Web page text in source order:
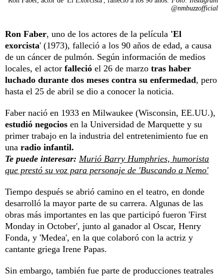
@nmbuzzofficial
Ron Faber, uno de los actores de la película 'El
exorcista' (1973), falleció a los 90 años de edad, a causa
de un cáncer de pulmón. Según información de medios
locales, el actor falleció el 26 de marzo tras haber
luchado durante dos meses contra su enfermedad, pero
hasta el 25 de abril se dio a conocer la noticia.
Faber nació en 1933 en Milwaukee (Wisconsin, EE.UU.),
estudió negocios en la Universidad de Marquette y su
primer trabajo en la industria del entretenimiento fue en
una radio infantil.
Te puede interesar: Murió Barry Humphries, humorista
que prestó su voz para personaje de 'Buscando a Nemo'
Tiempo después se abrió camino en el teatro, en donde
desarrolló la mayor parte de su carrera. Algunas de las
obras más importantes en las que participó fueron 'First
Monday in October', junto al ganador al Oscar, Henry
Fonda, y 'Medea', en la que colaboró con la actriz y
cantante griega Irene Papas.
Sin embargo, también fue parte de producciones teatrales